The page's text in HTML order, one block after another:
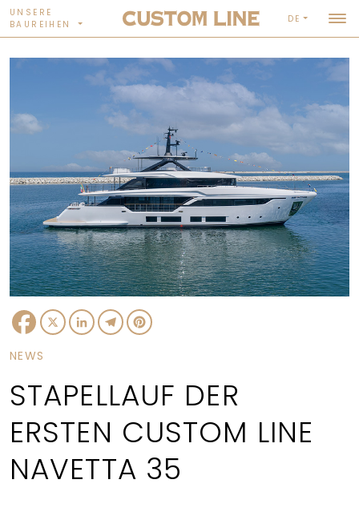
UNSERE
BAUREIHEN
DE
Facebook
X LinkedInTelegram
NEWS
STAPELLAUF DER
ERSTEN CUSTOM LINE
NAVETTA 35